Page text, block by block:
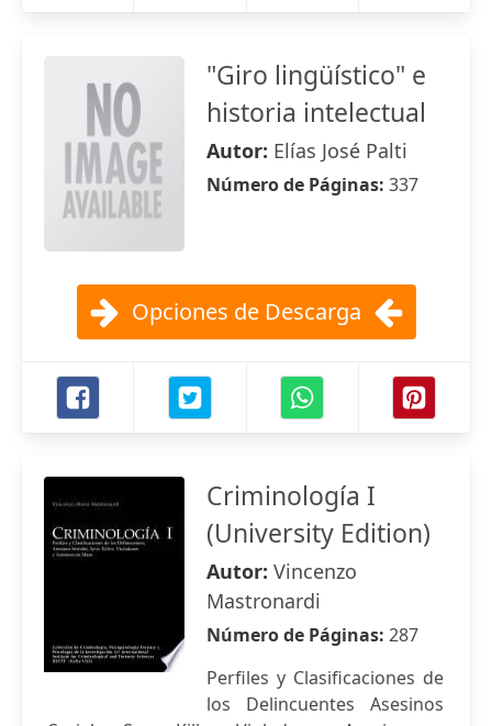
"Giro lingüístico" e
historia intelectual
Autor: Elías José Palti
Número de Páginas: 337
Opciones de Descarga
Criminología I
(University Edition)
Autor: Vincenzo
Mastronardi
Número de Páginas: 287
Perfiles y Clasificaciones de
los Delincuentes Asesinos